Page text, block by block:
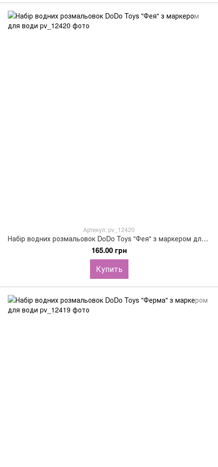
Артикул: pv_12420
Набір водних розмальовок DoDo Toys "Фея" з маркером для води
165.00 грн
Купить